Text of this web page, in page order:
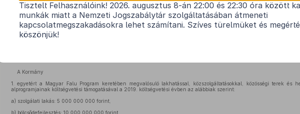
a Magyar Falu Program keretében megvalósuló egyes
összefüggő intézkedések végrehajtásáról, valamint azok 2019.
A Kormány
1.
egyetért a Magyar Falu Program keretében megvalósuló lakhatással, közszolgáltatásokkal, közösségi terek és
alprogramjainak költségvetési támogatásával a 2019. költségvetési évben az alábbiak szerint:
a) szolgálati lakás: 5 000 000 000 forint,
b) bölcsődefejlesztés: 10 000 000 000 forint,
Tisztelt Felhasználóink! 2026. augusztus 8-án 22:00 és 22:30 óra között
munkák miatt a Nemzeti Jogszabálytár szolgáltatásában átmeneti
kapcsolatmegszakadásokra lehet számítani. Szíves türelmüket és
köszönjük!